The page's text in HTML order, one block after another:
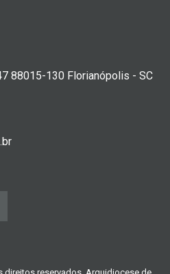
88015-130 Florianópolis - SC